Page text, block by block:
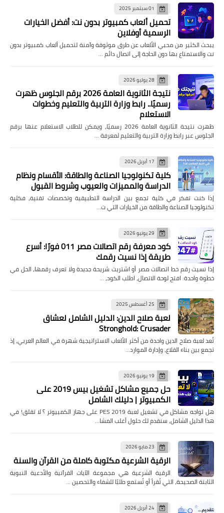
01 سبتمبر 2025
تحميل ألعاب كمبيوتر بدون نت: أفضل الخيارات
الرسمية أوفلاين
يبحث الكثير من محبي الألعاب عن طرق موثوقة وآمنة لتحميل ألعاب كمبيوتر بدون
نت والاستمتاع بها دون الحاجة إلى اتصال دائم …
28 يوليو 2026
نتيجة الثانوية العامة 2026 برقم الجلوس ظهرت
رسميًا.. رابط وزارة التربية والتعليم وخطوات
الاستعلام
ظهرت نتيجة الثانوية العامة 2026 رسميًا، ويمكن للطلاب الاستعلام عنها برقم
الجلوس عبر رابط وزارة التربية والتعليم لمعرفة …
17 أبريل 2026
كلية تكنولوجيا الصناعة والطاقة: الأقسام ونظام
الدراسة والمميزات والعيوب وشروط القبول
إذا كنت تفكر في كلية تجمع بين الدراسة التطبيقية وتخصصات تقنية، فكلية
تكنولوجيا الصناعة والطاقة من الخيارات التي ت…
29 يونيو 2026
كود معرفة رقم اتصالات مصر 011 فورًا: أسرع
طريقة إذا نسيت رقمك
إذا نسيت رقم خط اتصالات مصر أو اشتريت شريحة جديدة ولا تعرف رقمها، الحل في
خطوة واحدة: افتح لوحة الاتصال، اطلب الكود، …
25 أغسطس 2025
لعبة صلاح الدين: الدليل الشامل لعشاق
Stronghold: Crusader
تُعد لعبة صلاح الدين واحدة من أكثر الألعاب الاستراتيجية شهرة في العالم العربي، إذ
تجمع بين بناء القلاع، وإدارة الموارد…
19 يونيو 2026
حل جميع مشاكل تشغيل بيس 2019 على
الكمبيوتر | دليلك الشامل
هل تواجه مشاكل في تشغيل لعبة PES 2019 على جهاز الكمبيوتر ؟ لا تقلق! في
هذا الدليل الشامل، سنقدم لك حلول أغلب المشا…
23 مايو 2026
الرقية الشرعية مكتوبة كاملة من القرآن والسنة
الرقية الشرعية هي مجموعة الآيات القرآنية والأدعية النبوية
الثابتة الصحيحة، التي تُقرأ أو تُستمع طلبًا للشفاء والتحصين …
24 أبريل 2026